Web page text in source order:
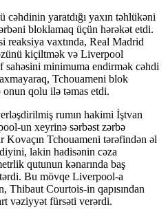
yaratdığı yaxın təhlükəni
bloklamaq üçün hərəkət etdi.
reaksiya vaxtında, Real Madrid
kiçiltmək və Liverpool
sahəsini minimuma endirmək cəhdi
Tchouameni blok
qolu ilə təmas etdi.
rumın hakimi İştvan
un xeyrinə sərbəst zərbə
Tchouameni tərəfindən əl
lakin hadisənin cəza
qutunun kənarında baş
Bu mövqe Liverpool-a
Thibaut Courtois-in qapısından
vəziyyət fürsəti verərdi.